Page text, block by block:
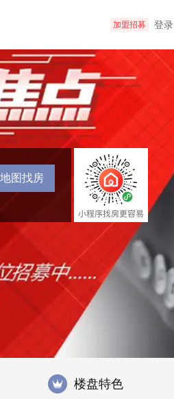
加盟招募 登录
地图找房
楼盘特色